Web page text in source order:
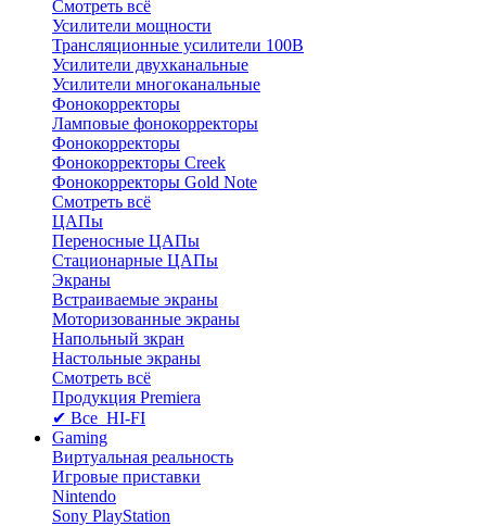
Смотреть всё
Усилители мощности
Трансляционные усилители 100В
Усилители двухканальные
Усилители многоканальные
Фонокорректоры
Ламповые фонокорректоры
Фонокорректоры
Фонокорректоры Creek
Фонокорректоры Gold Note
Смотреть всё
ЦАПы
Переносные ЦАПы
Стационарные ЦАПы
Экраны
Встраиваемые экраны
Моторизованные экраны
Напольный зкран
Настольные экраны
Смотреть всё
Продукция Premiera
✔ Все HI-FI
Gaming
Виртуальная реальность
Игровые приставки
Nintendo
Sony PlayStation